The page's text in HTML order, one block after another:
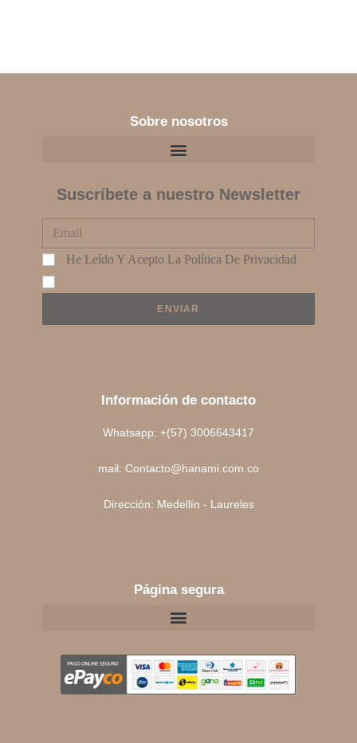
Sobre nosotros
Suscríbete a nuestro Newsletter
He Leído Y Acepto La Política De Privacidad
ENVIAR
Información de contacto
Whatsapp: +(57) 3006643417
mail: Contacto@hanami.com.co
Dirección: Medellín - Laureles
Página segura